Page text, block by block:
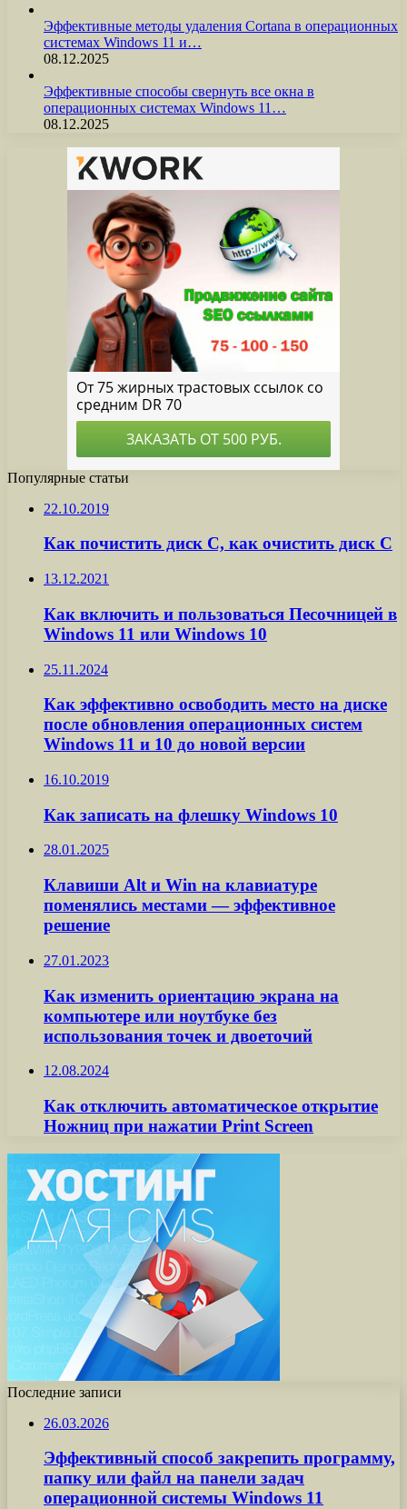
Эффективные методы удаления Cortana в операционных
системах Windows 11 и…
08.12.2025
Эффективные способы свернуть все окна в
операционных системах Windows 11…
08.12.2025
Популярные статьи
22.10.2019
Как почистить диск С, как очистить диск С
13.12.2021
Как включить и пользоваться Песочницей в
Windows 11 или Windows 10
25.11.2024
Как эффективно освободить место на диске
после обновления операционных систем
Windows 11 и 10 до новой версии
16.10.2019
Как записать на флешку Windows 10
28.01.2025
Клавиши Alt и Win на клавиатуре
поменялись местами — эффективное
решение
27.01.2023
Как изменить ориентацию экрана на
компьютере или ноутбуке без
использования точек и двоеточий
12.08.2024
Как отключить автоматическое открытие
Ножниц при нажатии Print Screen
Последние записи
26.03.2026
Эффективный способ закрепить программу,
папку или файл на панели задач
операционной системы Windows 11